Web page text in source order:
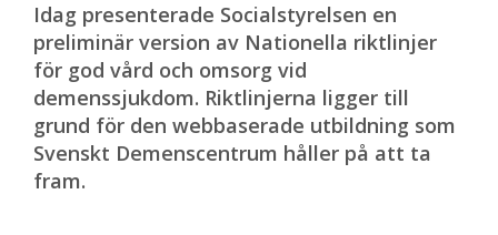
Idag presenterade Socialstyrelsen en
preliminär version av Nationella riktlinjer
för god vård och omsorg vid
demenssjukdom. Riktlinjerna ligger till
grund för den webbaserade utbildning som
Svenskt Demenscentrum håller på att ta
fram.